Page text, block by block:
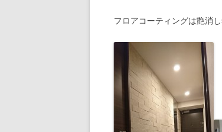
フロアコーティングは艶消